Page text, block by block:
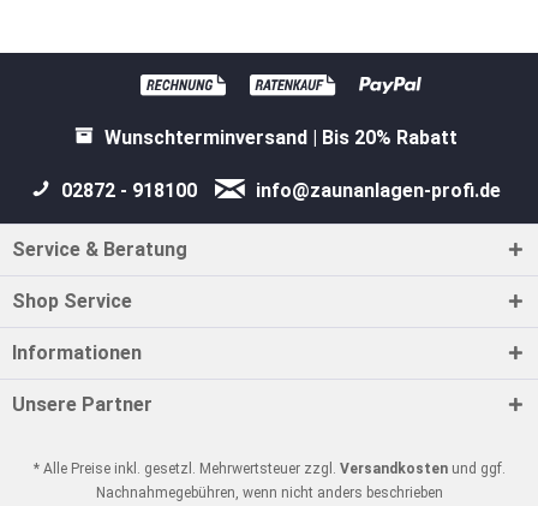
Wunschterminversand | Bis 20% Rabatt
02872 - 918100 info@zaunanlagen-profi.de
Service & Beratung
Shop Service
Informationen
Unsere Partner
* Alle Preise inkl. gesetzl. Mehrwertsteuer zzgl. Versandkostenund ggf.
Nachnahmegebühren, wenn nicht anders beschrieben